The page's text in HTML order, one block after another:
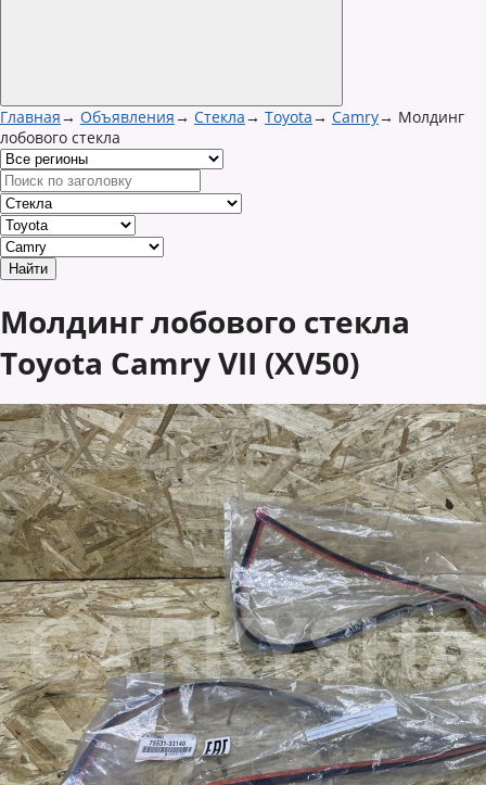
Главная→ Объявления→ Стекла→ Toyota→ Camry→ Молдинг
лобового стекла
Молдинг лобового стекла
Toyota Camry VII (XV50)